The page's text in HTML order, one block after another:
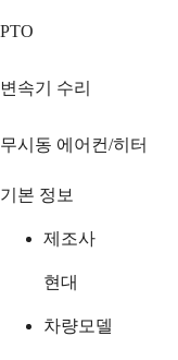
PTO
변속기 수리
무시동 에어컨/히터
기본 정보
제조사
현대
차량모델